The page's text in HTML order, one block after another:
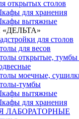
открытых столов
для хранения
вытяжные
для столов
для весов
открытые, тумбы
моечные,
тумбы
вытяжные
для хранения
ЛАБОРАТОРНЫЕ